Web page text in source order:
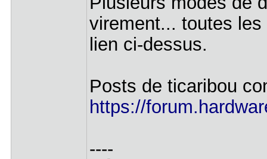
virement... toutes
lien ci-dessus.
Posts de ticaribou
https://
----